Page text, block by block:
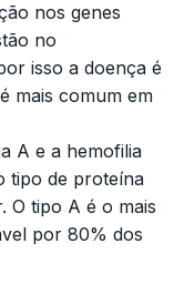
nos genes
no
isso a doença é
mais comum em
A e a hemofilia
tipo de proteína
O tipo A é o mais
por 80% dos